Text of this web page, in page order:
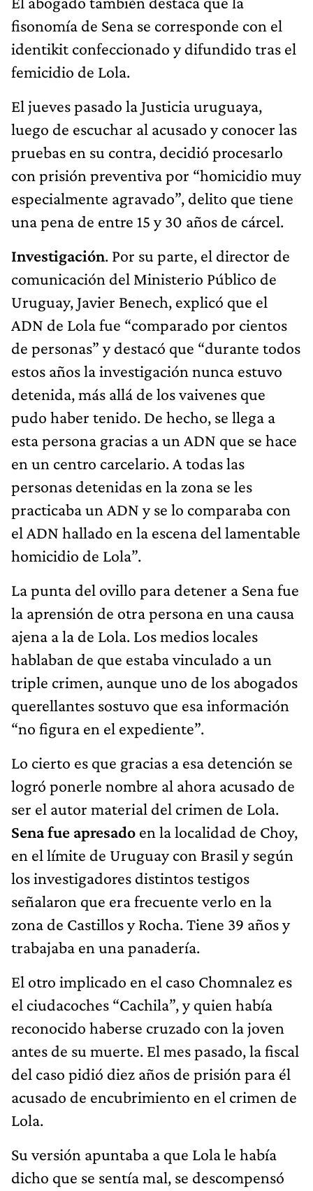
fisonomía de Sena se corresponde con el
identikit confeccionado y difundido tras el
femicidio de Lola.
El jueves pasado la Justicia uruguaya,
luego de escuchar al acusado y conocer las
pruebas en su contra, decidió procesarlo
con prisión preventiva por “homicidio muy
especialmente agravado”, delito que tiene
una pena de entre 15 y 30 años de cárcel.
Investigación. Por su parte, el director de
comunicación del Ministerio Público de
Uruguay, Javier Benech, explicó que el
ADN de Lola fue “comparado por cientos
de personas” y destacó que “durante todos
estos años la investigación nunca estuvo
detenida, más allá de los vaivenes que
pudo haber tenido. De hecho, se llega a
esta persona gracias a un ADN que se hace
en un centro carcelario. A todas las
personas detenidas en la zona se les
practicaba un ADN y se lo comparaba con
el ADN hallado en la escena del lamentable
homicidio de Lola”.
La punta del ovillo para detener a Sena fue
la aprensión de otra persona en una causa
ajena a la de Lola. Los medios locales
hablaban de que estaba vinculado a un
triple crimen, aunque uno de los abogados
querellantes sostuvo que esa información
“no figura en el expediente”.
Lo cierto es que gracias a esa detención se
logró ponerle nombre al ahora acusado de
ser el autor material del crimen de Lola.
Sena fue apresado en la localidad de Choy,
en el límite de Uruguay con Brasil y según
los investigadores distintos testigos
señalaron que era frecuente verlo en la
zona de Castillos y Rocha. Tiene 39 años y
trabajaba en una panadería.
El otro implicado en el caso Chomnalez es
el ciudacoches “Cachila”, y quien había
reconocido haberse cruzado con la joven
antes de su muerte. El mes pasado, la fiscal
del caso pidió diez años de prisión para él
acusado de encubrimiento en el crimen de
Lola.
Su versión apuntaba a que Lola le había
dicho que se sentía mal, se descompensó